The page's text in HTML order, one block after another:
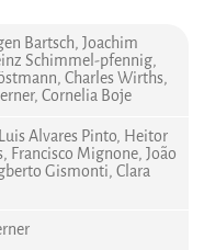
Bartsch, Joachim
Schimmel-pfennig,
Charles Wirths,
Cornelia Boje
Alvares Pinto, Heitor
Francisco Mignone, João
Gismonti, Clara